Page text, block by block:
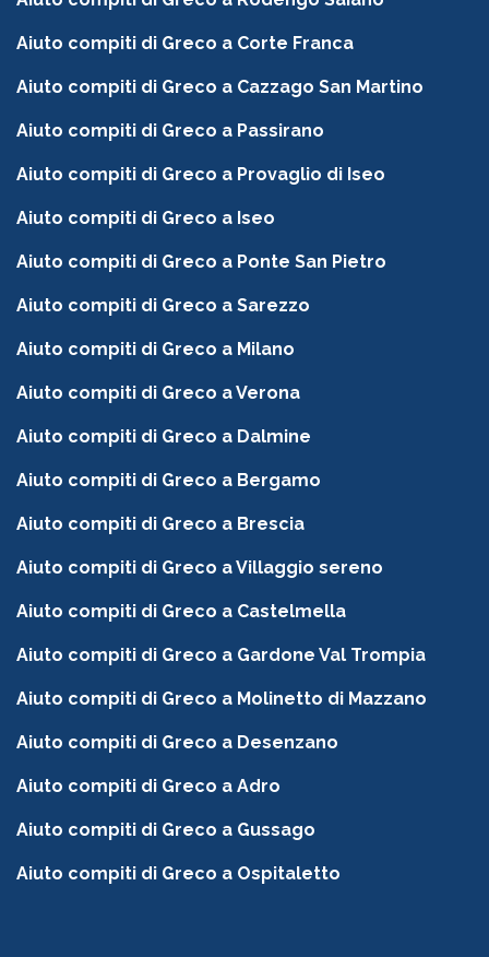
Aiuto compiti di Greco a Corte Franca
Aiuto compiti di Greco a Cazzago San Martino
Aiuto compiti di Greco a Passirano
Aiuto compiti di Greco a Provaglio di Iseo
Aiuto compiti di Greco a Iseo
Aiuto compiti di Greco a Ponte San Pietro
Aiuto compiti di Greco a Sarezzo
Aiuto compiti di Greco a Milano
Aiuto compiti di Greco a Verona
Aiuto compiti di Greco a Dalmine
Aiuto compiti di Greco a Bergamo
Aiuto compiti di Greco a Brescia
Aiuto compiti di Greco a Villaggio sereno
Aiuto compiti di Greco a Castelmella
Aiuto compiti di Greco a Gardone Val Trompia
Aiuto compiti di Greco a Molinetto di Mazzano
Aiuto compiti di Greco a Desenzano
Aiuto compiti di Greco a Adro
Aiuto compiti di Greco a Gussago
Aiuto compiti di Greco a Ospitaletto